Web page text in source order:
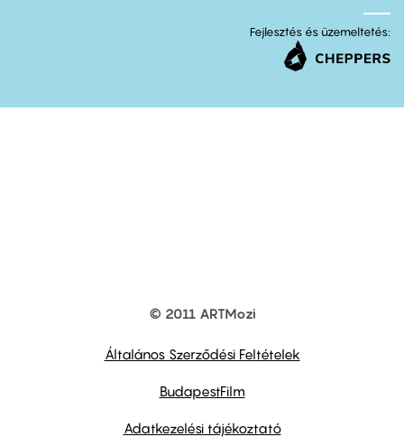
Fejlesztés és üzemeltetés:
© 2011 ARTMozi
Általános Szerződési Feltételek
BudapestFilm
Adatkezelési tájékoztató